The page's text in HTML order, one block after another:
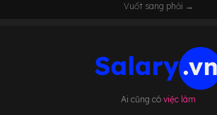
Vuốt sang phải →
Ai cũng có việc làm